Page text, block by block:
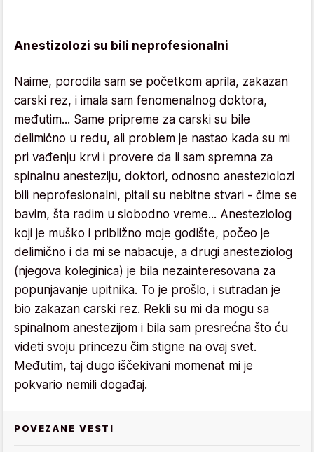
Anestizolozi su bili neprofesionalni
Naime, porodila sam se početkom aprila, zakazan
carski rez, i imala sam fenomenalnog doktora,
međutim... Same pripreme za carski su bile
delimično u redu, ali problem je nastao kada su mi
pri vađenju krvi i provere da li sam spremna za
spinalnu anesteziju, doktori, odnosno anesteziolozi
bili neprofesionalni, pitali su nebitne stvari - čime se
bavim, šta radim u slobodno vreme... Anesteziolog
koji je muško i približno moje godište, počeo je
delimično i da mi se nabacuje, a drugi anesteziolog
(njegova koleginica) je bila nezainteresovana za
popunjavanje upitnika. To je prošlo, i sutradan je
bio zakazan carski rez. Rekli su mi da mogu sa
spinalnom anestezijom i bila sam presrećna što ću
videti svoju princezu čim stigne na ovaj svet.
Međutim, taj dugo iščekivani momenat mi je
pokvario nemili događaj.
POVEZANE VESTI